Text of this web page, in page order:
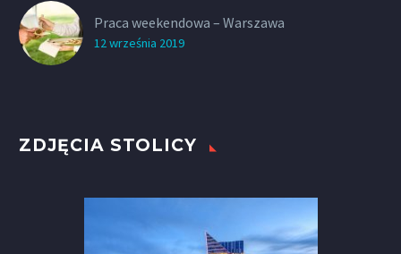
Praca weekendowa – Warszawa
12 września 2019
ZDJĘCIA STOLICY